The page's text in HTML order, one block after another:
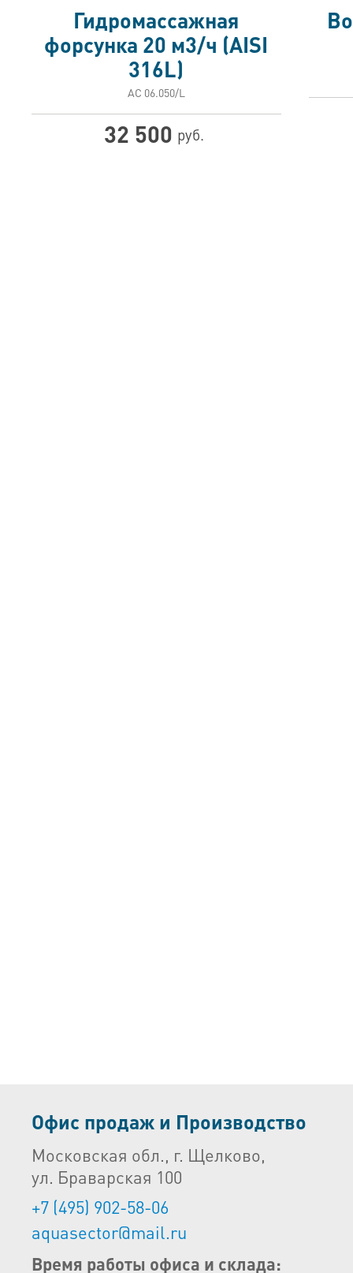
Гидромассажная
форсунка 20 м3/ч (AISI
316L)
АС 06.050/L
32 500 руб.
Офис продаж и Производство
Московская обл., г. Щелково,
ул. Браварская 100
+7 (495) 902-58-06
aquasector@mail.ru
Время работы офиса и склада: